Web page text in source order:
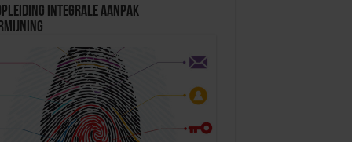
Integrale Aanpak